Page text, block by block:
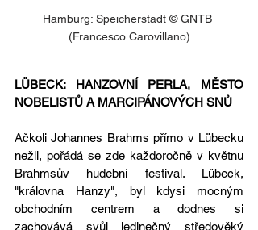
Hamburg: Speicherstadt © GNTB
(Francesco Carovillano)
LÜBECK: HANZOVNÍ PERLA, MĚSTO
NOBELISTŮ A MARCIPÁNOVÝCH SNŮ
Ačkoli Johannes Brahms přímo v Lübecku
nežil, pořádá se zde každoročně v květnu
Brahmsův hudební festival. Lübeck,
"královna Hanzy", byl kdysi mocným
obchodním centrem a dodnes si
zachovává svůj jedinečný středověký